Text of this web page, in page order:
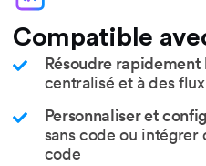
Compatible
Résoudre rapidement
centralisé et à des
Personnaliser et
sans code ou
code